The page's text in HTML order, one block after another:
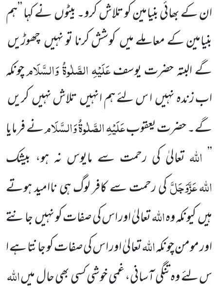
ان کے بھائی بنیامین کو تلاش کرو۔ بیٹوں نے کہا ’’ہم
بنیامین کے معاملے میں کوشش کرنا تو نہیں چھوڑیں
گے البتہ حضرت یوسفعَلَیْہِ الصَّلٰوۃُ وَالسَّلَامچونکہ
اب زندہ نہیں ا س لئے ہم انہیں تلاش نہیں کریں
گے۔ حضرت یعقوبعَلَیْہِ الصَّلٰوۃُ وَالسَّلَامنے فرمایا
’’ اللّٰہتعالیٰ کی رحمت سے مایوس نہ ہو، بیشک
اللّٰہعَزَّوَجَلَّکی رحمت سے کافر لوگ ہی ناامید ہوتے
ہیں کیونکہ وہاللّٰہتعالیٰ اور اس کی صفات کو نہیں جانتے
اور مومن چونکہاللّٰہتعالیٰ اور اس کی صفات کو جانتا ہے ا
س لئے وہ تنگی آسانی، غمی خوشی کسی بھی حال میںاللّٰہ